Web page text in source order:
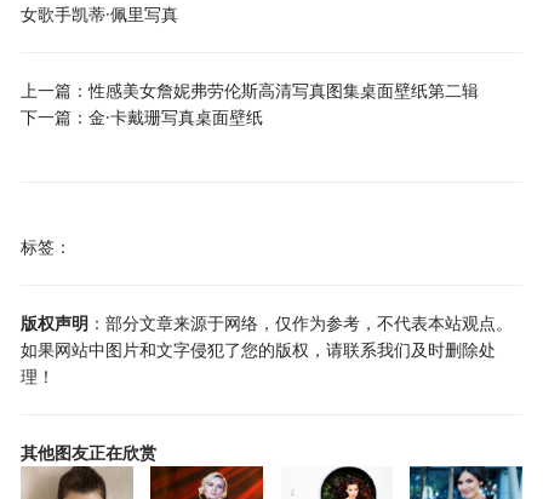
女歌手凯蒂·佩里写真
上一篇：性感美女詹妮弗劳伦斯高清写真图集桌面壁纸第二辑
下一篇：金·卡戴珊写真桌面壁纸
标签：
版权声明 ：部分文章来源于网络，仅作为参考，不代表本站观点。
如果网站中图片和文字侵犯了您的版权，请联系我们及时删除处
理！
其他图友正在欣赏